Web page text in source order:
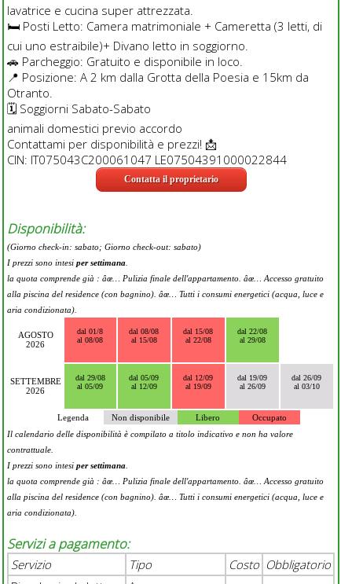
lavatrice e cucina super attrezzata.
🛏 Posti Letto: Camera matrimoniale + Cameretta (3 letti, di
cui uno estraibile)+ Divano letto in soggiorno.
🚗 Parcheggio: Gratuito e disponibile in loco.
📍 Posizione: A 2 km dalla Grotta della Poesia e 15km da
Otranto.
🗓 Soggiorni Sabato-Sabato
animali domestici previo accordo
Contattami per disponibilità e prezzi! 📩
CIN: IT075043C200061047 LE07504391000022844
Contatta il proprietario
Disponibilità:
(Giorno check-in: sabato; Giorno check-out: sabato)
I prezzi sono intesi per settimana.
la quota comprende già : âœ… Pulizia finale dell'appartamento. âœ… Accesso gratuito
alla piscina del residence (con bagnino). âœ… Tutti i consumi energetici (acqua, luce e
aria condizionata).
AGOSTO
2026
dal 01/8
al 08/08
dal 08/08
al 15/08
dal 15/08
al 22/08
dal 22/08
al 29/08
SETTEMBRE
2026
dal 29/08
al 05/09
dal 05/09
al 12/09
dal 12/09
al 19/09
dal 19/09
al 26/09
dal 26/09
al 03/10
Legenda Non disponibile Libero
Occupato
Il calendario delle disponibilità è compilato a titolo indicativo e non ha valore
contrattuale.
I prezzi sono intesi per settimana.
la quota comprende già : âœ… Pulizia finale dell'appartamento. âœ… Accesso gratuito
alla piscina del residence (con bagnino). âœ… Tutti i consumi energetici (acqua, luce e
aria condizionata).
Servizi a pagamento:
Servizio Tipo Costo Obbligatorio